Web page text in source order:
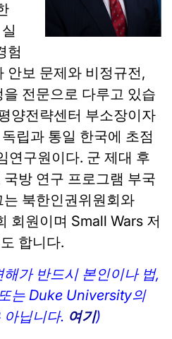
험
안보 문제와 비정규전,
전문으로 다루고 있습
양전략센터 부소장이자
립과 통일 한국에 초점
연구원이다. 군 제대 후
방 연구 프로그램 부국
북한인권위원회와
회원이며 Small Wars 저
합니다.
가 반드시 본인이나 법,
는 Duke University의
아닙니다. 여기)